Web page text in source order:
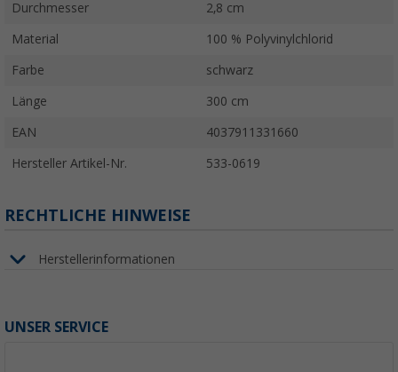
Durchmesser 2,8 cm
Material 100 % Polyvinylchlorid
Farbe schwarz
Länge 300 cm
EAN 4037911331660
Hersteller Artikel-Nr. 533-0619
RECHTLICHE HINWEISE
Herstellerinformationen
UNSER SERVICE